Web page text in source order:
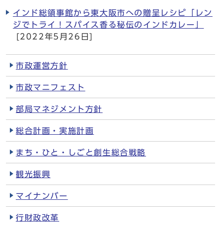
インド総領事館から東大阪市への贈呈レシピ「レン
ジでトライ！スパイス香る秘伝のインドカレー」
[2022年5月26日]
市政運営方針
市政マニフェスト
部局マネジメント方針
総合計画・実施計画
まち・ひと・しごと創生総合戦略
観光振興
マイナンバー
行財政改革